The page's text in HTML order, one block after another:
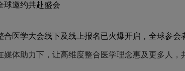
球邀约共赴盛会
合医学大会线下及线上报名已火爆开启，全球参会
媒体助力下，让高维度整合医学理念惠及更多人，